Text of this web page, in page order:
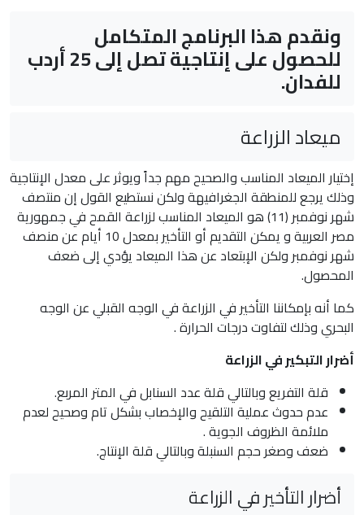
ونقدم هذا البرنامج المتكامل
للحصول على إنتاجية تصل إلى 25 أردب
للفدان.
ميعاد الزراعة
إختيار الميعاد المناسب والصحيح مهم جداً ويوثر على معدل الإنتاجية
وذلك يرجع للمنطقة الجغرافيهة ولكن نستطيع القول إن منتصف
شهر نوفمبر (11) هو الميعاد المناسب لزراعة القمح في جمهورية
مصر العربية و يمكن التقديم أو التأخير بمعدل 10 أيام عن منصف
شهر نوفمبر ولكن الإبتعاد عن هذا الميعاد يؤدي إلى ضعف
المحصول.
كما أنه بإمكاننا التأخير في الزراعة في الوجه القبلي عن الوجه
البحري وذلك لتفاوت درجات الحرارة .
أضرار التبكير في الزراعة
قلة التفريع وبالتالي قلة عدد السنابل في المتر المربع.
عدم حدوث عملية التلقيح والإخصاب بشكل تام وصحيح لعدم
ملائمة الظروف الجوية .
ضعف وصغر حجم السنبلة وبالتالي قلة الإنتاج.
أضرار التأخير في الزراعة